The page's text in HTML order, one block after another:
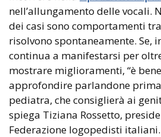
nell’allungamento delle vocali.
dei casi sono comportamenti
risolvono spontaneamente. Se,
continua a manifestarsi per
mostrare miglioramenti, “è
approfondire parlandone
pediatra, che consiglierà ai
spiega Tiziana Rossetto,
Federazione logopedisti italiani.